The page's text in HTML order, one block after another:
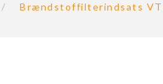
/ Brændstoffilterindsats